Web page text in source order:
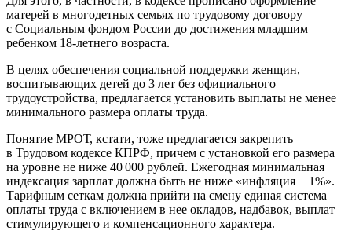
матерей в многодетных семьях по трудовому договору
с Социальным фондом России до достижения младшим
ребенком 18-летнего возраста.
В целях обеспечения социальной поддержки женщин,
воспитывающих детей до 3 лет без официального
трудоустройства, предлагается установить выплаты не менее
минимального размера оплаты труда.
Понятие МРОТ, кстати, тоже предлагается закрепить
в Трудовом кодексе КПРФ, причем с установкой его размера
на уровне не ниже 40 000 рублей. Ежегодная минимальная
индексация зарплат должна быть не ниже «инфляция + 1%».
Тарифным сеткам должна прийти на смену единая система
оплаты труда с включением в нее окладов, надбавок, выплат
стимулирующего и компенсационного характера.